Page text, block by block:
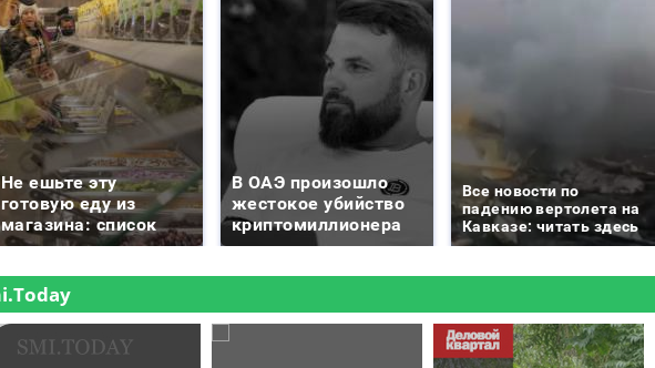
Не ешьте эту
готовую еду из
магазина: список
В ОАЭ произошло
жестокое убийство
криптомиллионера
Все новости по
падению вертолета на
Кавказе: читать здесь